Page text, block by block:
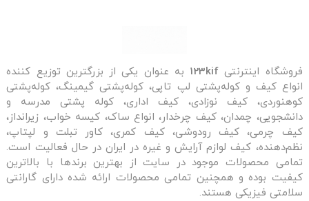
و نگهدارنده گوشی.
جنس برزنت و مزایای آن
یکی از مهم‌ترین ویژگی‌های کیف نظم دهنده صندوق
عقب و کیف ابزار خودرو جنس برزنتی آن است. برزنت
به
دلیل مقاومت بالا در برابر نفوذ رطوبت و آب، پارگی و
فروشگاه اینترنتی 123kif به عنوان یکی از بزرگترین توزیع کننده
انواع کیف و کوله‌پشتی لپ تاپی، کوله‌پشتی گیمینگ، کوله‌پشتی
کوهنوردی، کیف نوزادی، کیف اداری، کوله پشتی مدرسه و
دانشجویی، چمدان، کیف چرخدار، انواع ساک، کیسه خواب، زیرانداز،
کیف چرمی، کیف رودوشی، کیف کمری، کاور تبلت و لپتاپ،
نظم‌دهنده، کیف لوازم آرایش و غیره در ایران در حال فعالیت است.
تمامی محصولات موجود در سایت از بهترین برندها با بالاترین
کیفیت بوده و همچنین تمامی محصولات ارائه شده دارای گارانتی
سلامتی فیزیکی هستند.